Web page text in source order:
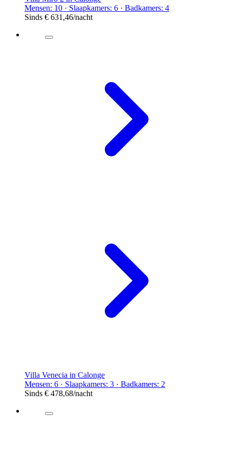
Mensen: 10 · Slaapkamers: 6 · Badkamers: 4
Sinds € 631,46/nacht
Villa Venecia in Calonge
Mensen: 6 · Slaapkamers: 3 · Badkamers: 2
Sinds € 478,68/nacht